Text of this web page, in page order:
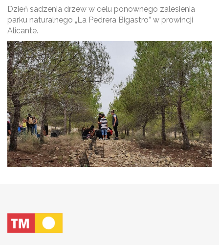
Dzień sadzenia drzew w celu ponownego zalesienia
parku naturalnego „La Pedrera Bigastro” w prowincji
Alicante.